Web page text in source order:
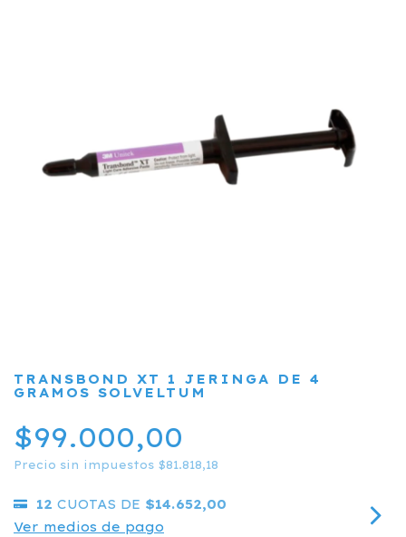
TRANSBOND XT 1 JERINGA DE 4
GRAMOS SOLVELTUM
$99.000,00
Precio sin impuestos $81.818,18
12 CUOTAS DE $14.652,00
Ver medios de pago